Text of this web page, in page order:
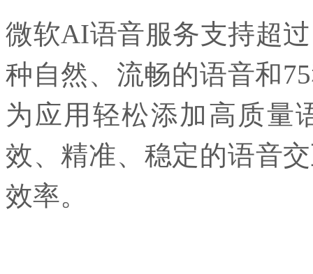
微软AI语音服务支持超
种自然、流畅的语音和
为应用轻松添加高质量
效、精准、稳定的语音
效率。